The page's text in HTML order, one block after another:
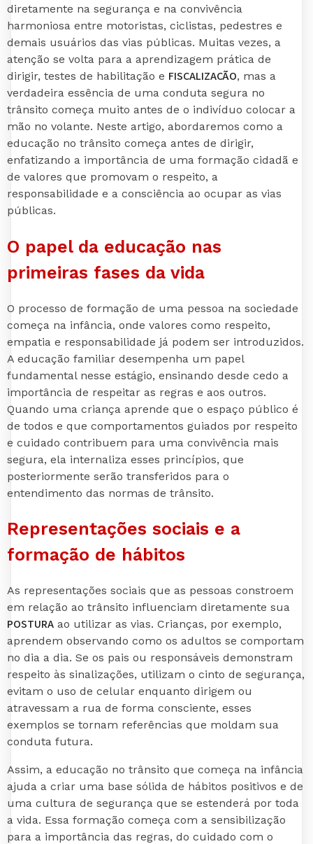
diretamente na segurança e na convivência
harmoniosa entre motoristas, ciclistas, pedestres e
demais usuários das vias públicas. Muitas vezes, a
atenção se volta para a aprendizagem prática de
dirigir, testes de habilitação e FISCALIZAÇÃO, mas a
verdadeira essência de uma conduta segura no
trânsito começa muito antes de o indivíduo colocar a
mão no volante. Neste artigo, abordaremos como a
educação no trânsito começa antes de dirigir,
enfatizando a importância de uma formação cidadã e
de valores que promovam o respeito, a
responsabilidade e a consciência ao ocupar as vias
públicas.
O papel da educação nas
primeiras fases da vida
O processo de formação de uma pessoa na sociedade
começa na infância, onde valores como respeito,
empatia e responsabilidade já podem ser introduzidos.
A educação familiar desempenha um papel
fundamental nesse estágio, ensinando desde cedo a
importância de respeitar as regras e aos outros.
Quando uma criança aprende que o espaço público é
de todos e que comportamentos guiados por respeito
e cuidado contribuem para uma convivência mais
segura, ela internaliza esses princípios, que
posteriormente serão transferidos para o
entendimento das normas de trânsito.
Representações sociais e a
formação de hábitos
As representações sociais que as pessoas constroem
em relação ao trânsito influenciam diretamente sua
POSTURA ao utilizar as vias. Crianças, por exemplo,
aprendem observando como os adultos se comportam
no dia a dia. Se os pais ou responsáveis demonstram
respeito às sinalizações, utilizam o cinto de segurança,
evitam o uso de celular enquanto dirigem ou
atravessam a rua de forma consciente, esses
exemplos se tornam referências que moldam sua
conduta futura.
Assim, a educação no trânsito que começa na infância
ajuda a criar uma base sólida de hábitos positivos e de
uma cultura de segurança que se estenderá por toda
a vida. Essa formação começa com a sensibilização
para a importância das regras, do cuidado com o